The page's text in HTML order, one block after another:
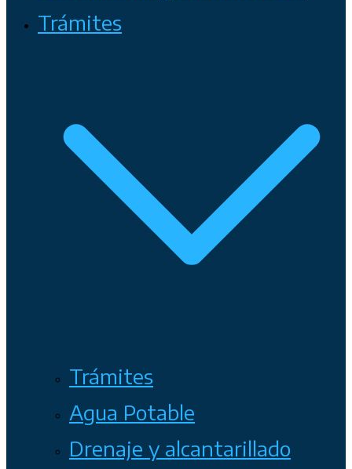
Trámites
Trámites
Agua Potable
Drenaje y alcantarillado